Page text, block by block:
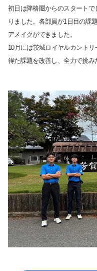
初日は降格圏からのスタート
りました。各部員が1日目の課
アメイクができました。
10月には茨城ロイヤルカント
得た課題を改善し、全力で挑み